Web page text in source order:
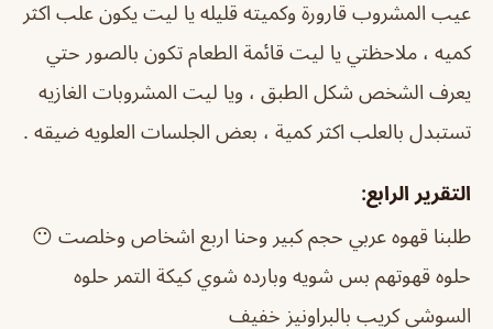
عيب المشروب قارورة وكميته قليله يا ليت يكون علب اكثر
كميه ، ملاحظتي يا ليت قائمة الطعام تكون بالصور حتي
يعرف الشخص شكل الطبق ، ويا ليت المشروبات الغازيه
تستبدل بالعلب اكثر كمية ، بعض الجلسات العلويه ضيقه .
التقرير الرابع:
طلبنا قهوه عربي حجم كبير وحنا اربع اشخاص وخلصت 😶
حلوه قهوتهم بس شويه وبارده شوي كيكة التمر حلوه
السوشي كريب بالبراونيز خفيف